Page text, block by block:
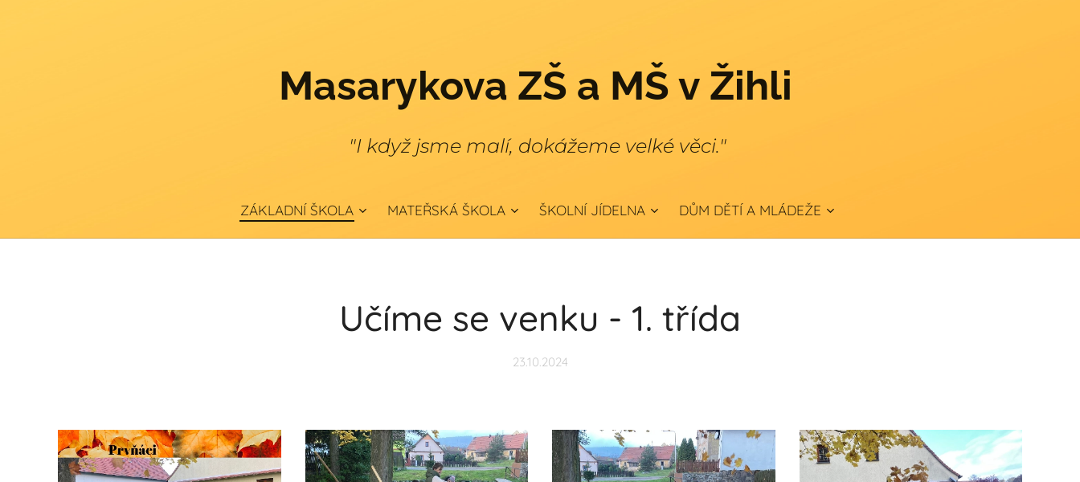
Masarykova ZŠ a MŠ v Žihli
"I když jsme malí, dokážeme velké věci."
ZÁKLADNÍ ŠKOLA MATEŘSKÁ ŠKOLA ŠKOLNÍ JÍDELNA DŮM DĚTÍ A MLÁDEŽE
Učíme se venku - 1. třída
23.10.2024